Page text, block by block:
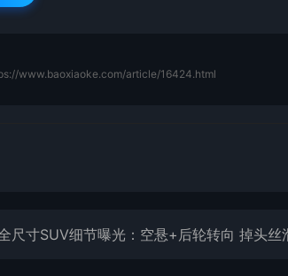
www.baoxiaoke.com/article/16424.html